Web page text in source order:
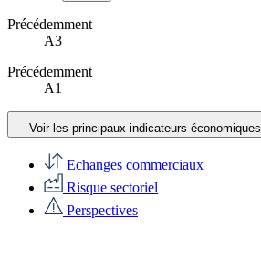
Précédemment
A3
Précédemment
A1
Voir les principaux indicateurs économiques
Echanges commerciaux
Risque sectoriel
Perspectives